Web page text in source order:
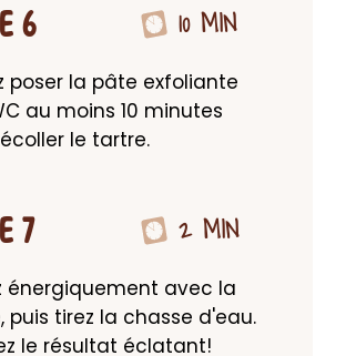
6 10 MIN
poser la pâte exfoliante
au moins 10 minutes
le tartre.
7 2 MIN
énergiquement avec la
puis tirez la chasse d'eau.
le résultat éclatant!